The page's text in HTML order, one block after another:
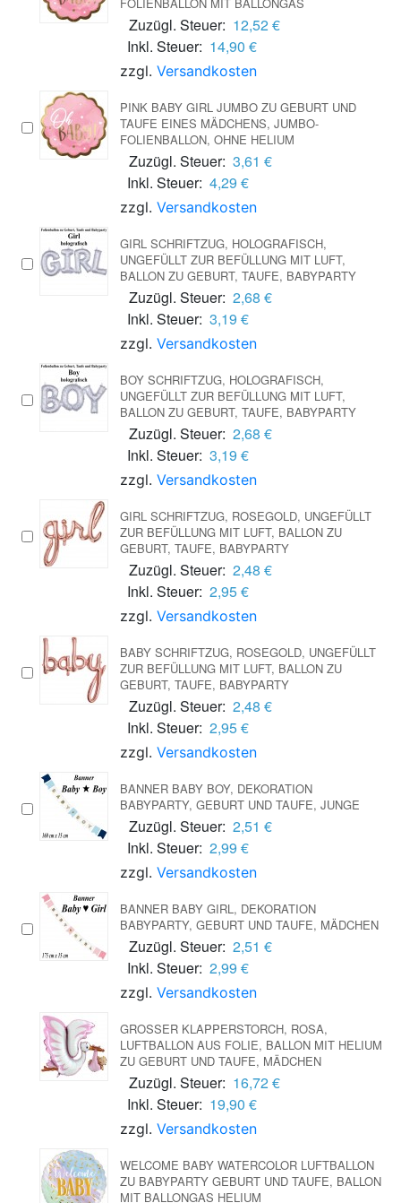
Zuzügl. Steuer: 12,52 €
Inkl. Steuer: 14,90 €
zzgl. Versandkosten
PINK BABY GIRL JUMBO ZU GEBURT UND
TAUFE EINES MÄDCHENS, JUMBO-
FOLIENBALLON, OHNE HELIUM
Zuzügl. Steuer: 3,61 €
Inkl. Steuer: 4,29 €
zzgl. Versandkosten
GIRL SCHRIFTZUG, HOLOGRAFISCH,
UNGEFÜLLT ZUR BEFÜLLUNG MIT LUFT,
BALLON ZU GEBURT, TAUFE, BABYPARTY
Zuzügl. Steuer: 2,68 €
Inkl. Steuer: 3,19 €
zzgl. Versandkosten
BOY SCHRIFTZUG, HOLOGRAFISCH,
UNGEFÜLLT ZUR BEFÜLLUNG MIT LUFT,
BALLON ZU GEBURT, TAUFE, BABYPARTY
Zuzügl. Steuer: 2,68 €
Inkl. Steuer: 3,19 €
zzgl. Versandkosten
GIRL SCHRIFTZUG, ROSEGOLD, UNGEFÜLLT
ZUR BEFÜLLUNG MIT LUFT, BALLON ZU
GEBURT, TAUFE, BABYPARTY
Zuzügl. Steuer: 2,48 €
Inkl. Steuer: 2,95 €
zzgl. Versandkosten
BABY SCHRIFTZUG, ROSEGOLD, UNGEFÜLLT
ZUR BEFÜLLUNG MIT LUFT, BALLON ZU
GEBURT, TAUFE, BABYPARTY
Zuzügl. Steuer: 2,48 €
Inkl. Steuer: 2,95 €
zzgl. Versandkosten
BANNER BABY BOY, DEKORATION
BABYPARTY, GEBURT UND TAUFE, JUNGE
Zuzügl. Steuer: 2,51 €
Inkl. Steuer: 2,99 €
zzgl. Versandkosten
BANNER BABY GIRL, DEKORATION
BABYPARTY, GEBURT UND TAUFE, MÄDCHEN
Zuzügl. Steuer: 2,51 €
Inkl. Steuer: 2,99 €
zzgl. Versandkosten
GROSSER KLAPPERSTORCH, ROSA, L
UFTBALLON AUS FOLIE, BALLON MIT HELIUM Z
U GEBURT UND TAUFE, MÄDCHEN
Zuzügl. Steuer: 16,72 €
Inkl. Steuer: 19,90 €
zzgl. Versandkosten
WELCOME BABY WATERCOLOR LUFTBALLON
ZU BABYPARTY GEBURT UND TAUFE, BALLON
MIT BALLONGAS HELIUM